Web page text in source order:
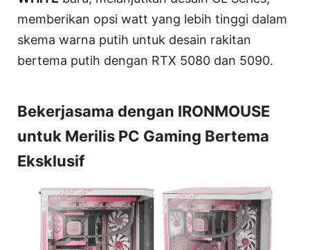
memberikan opsi watt yang lebih tinggi dalam
skema warna putih untuk desain rakitan
bertema putih dengan RTX 5080 dan 5090.
Bekerjasama dengan IRONMOUSE
untuk Merilis PC Gaming Bertema
Eksklusif